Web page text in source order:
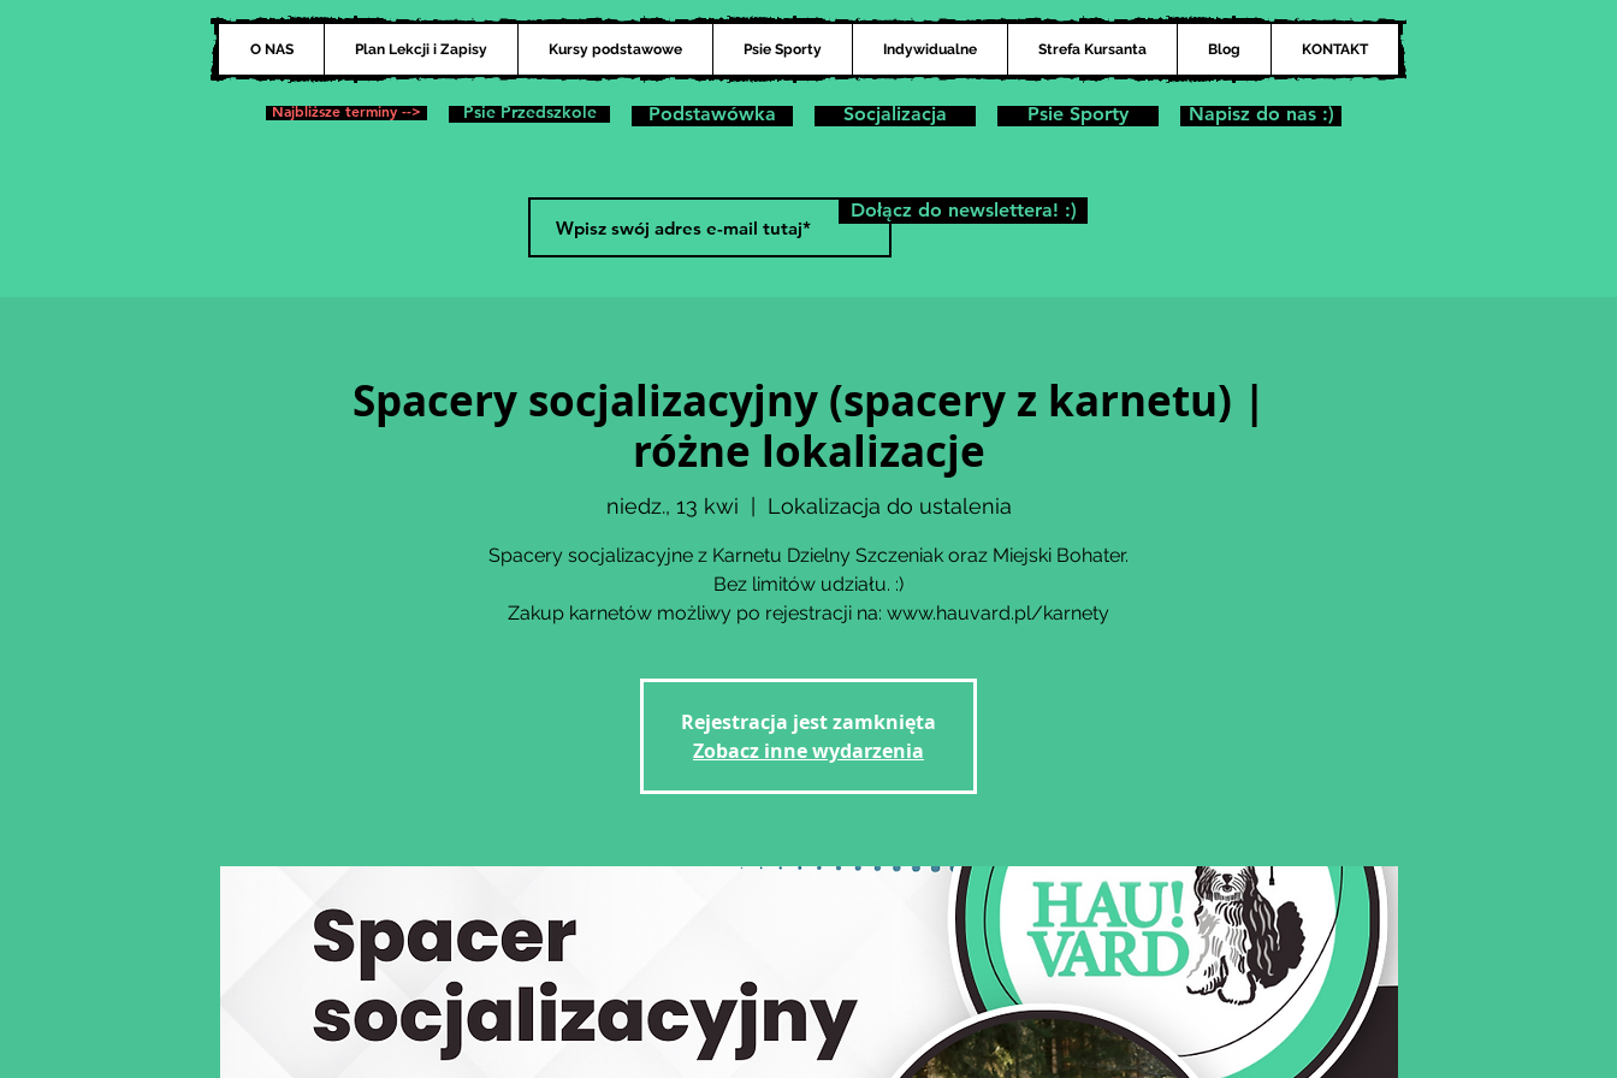
O NAS Plan Lekcji i Zapisy Kursy podstawowe Psie Sporty Indywidualne Strefa Kursanta Blog KONTAKT
Najbliższe terminy --> Psie Przedszkole Podstawówka Socjalizacja Psie Sporty Napisz do nas :)
Spacery socjalizacyjny (spacery z karnetu) |
różne lokalizacje
niedz., 13 kwi Lokalizacja do ustalenia
Spacery socjalizacyjne z Karnetu Dzielny Szczeniak oraz Miejski Bohater.
Bez limitów udziału. :)
Zakup karnetów możliwy po rejestracji na: www.hauvard.pl/karnety
Rejestracja jest zamknięta
Zobacz inne wydarzenia
Dołącz do newslettera! :)